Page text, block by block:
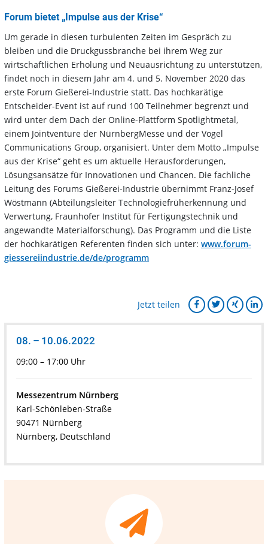
Forum bietet „Impulse aus der Krise“
Um gerade in diesen turbulenten Zeiten im Gespräch zu
bleiben und die Druckgussbranche bei ihrem Weg zur
wirtschaftlichen Erholung und Neuausrichtung zu unterstützen,
findet noch in diesem Jahr am 4. und 5. November 2020 das
erste Forum Gießerei-Industrie statt. Das hochkarätige
Entscheider-Event ist auf rund 100 Teilnehmer begrenzt und
wird unter dem Dach der Online-Plattform Spotlightmetal,
einem Jointventure der NürnbergMesse und der Vogel
Communications Group, organisiert. Unter dem Motto „Impulse
aus der Krise“ geht es um aktuelle Herausforderungen,
Lösungsansätze für Innovationen und Chancen. Die fachliche
Leitung des Forums Gießerei-Industrie übernimmt Franz-Josef
Wöstmann (Abteilungsleiter Technologiefrüherkennung und
Verwertung, Fraunhofer Institut für Fertigungstechnik und
angewandte Materialforschung). Das Programm und die Liste
der hochkarätigen Referenten finden sich unter: www.forum-
giessereiindustrie.de/de/programm
Jetzt teilen
08. – 10.06.2022
09:00 – 17:00 Uhr
Messezentrum Nürnberg
Karl-Schönleben-Straße
90471 Nürnberg
Nürnberg, Deutschland